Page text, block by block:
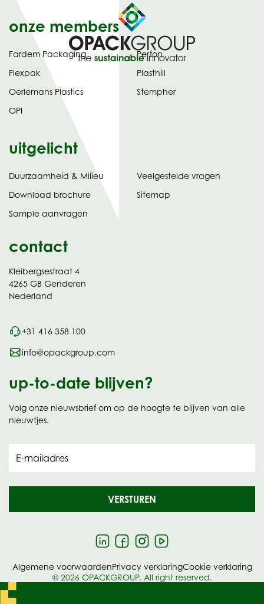
onze members
Fardem Packaging
Flexpak
Oerlemans Plastics
OPI
Perfon
Plasthill
Stempher
uitgelicht
Duurzaamheid & Milieu
Download brochure(opent
tabblad)
Sample aanvragen
Veelgestelde vragen
Sitemap
contact
Kleibergsestraat 4
4265 GB Genderen
Nederland
+31 416 358 100
info@opackgroup.com
up-to-date blijven?
Volg onze nieuwsbrief om op de hoogte te blijven van alle
nieuwtjes.
E-mailadres
VERSTUREN
© 2026 OPACKGROUP. All right reserved.
Algemene voorwaardenPrivacy verklaringCookie verklaring